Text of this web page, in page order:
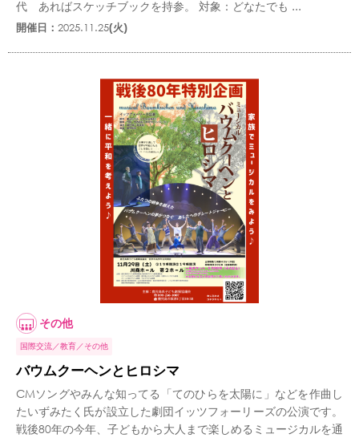
代 あればスケッチブックを持参。 対象：どなたでも ...
開催日： 2025.11.25(火)
その他
国際交流 教育 その他
バウムクーヘンとヒロシマ
CMソングやみんな知ってる「てのひらを太陽に」などを作曲し
たいずみたく氏が設立した劇団イッツフォーリーズの公演です。
戦後80年の今年、子どもから大人まで楽しめるミュージカルを通